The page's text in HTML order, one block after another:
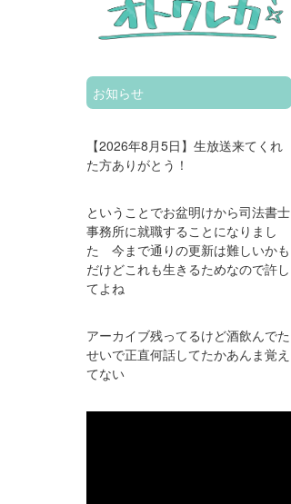
お知らせ
【2026年8月5日】生放送来てくれ
た方ありがとう！
ということでお盆明けから司法書士
事務所に就職することになりまし
た 今まで通りの更新は難しいかも
だけどこれも生きるためなので許し
てよね
アーカイブ残ってるけど酒飲んでた
せいで正直何話してたかあんま覚え
てない